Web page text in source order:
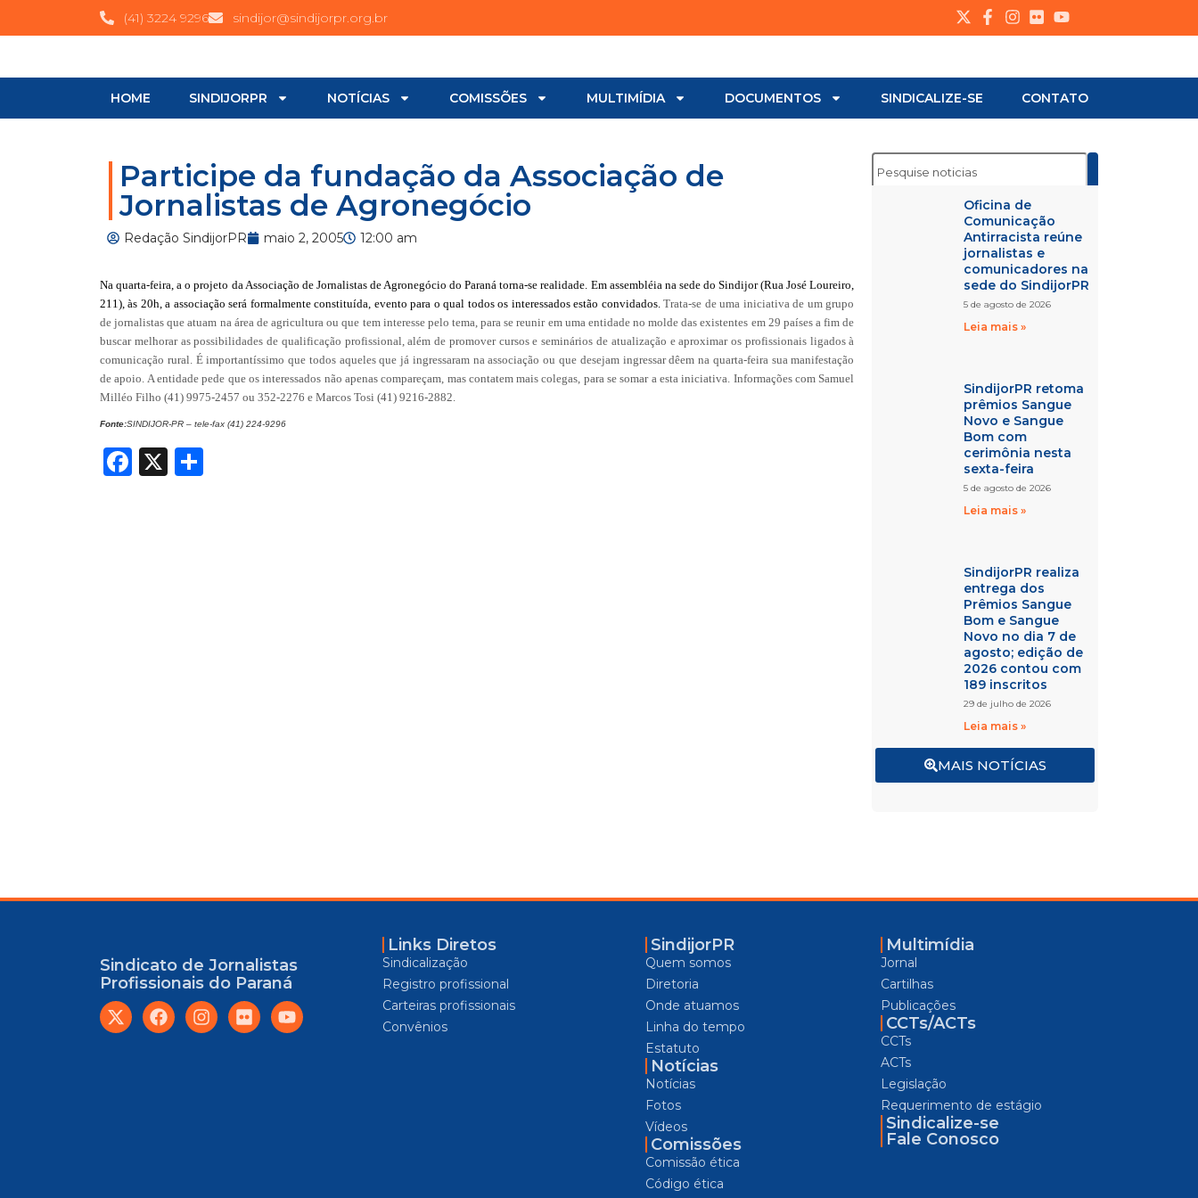
(41) 3224 9296 sindijor@sindijorpr.org.br
HOME SINDIJORPR NOTÍCIAS COMISSÕES MULTIMÍDIA DOCUMENTOS SINDICALIZE-SE CONTATO
Participe da fundação da Associação de
Jornalistas de Agronegócio
Redação SindijorPR maio 2, 2005 12:00 am
Na quarta-feira, a o projeto da Associação de Jornalistas de Agronegócio do Paraná torna-se realidade. Em assembléia na sede do Sindijor (Rua José Loureiro,
211), às 20h, a associação será formalmente constituída, evento para o qual todos os interessados estão convidados.Trata-se de uma iniciativa de um grupo
de jornalistas que atuam na área de agricultura ou que tem interesse pelo tema, para se reunir em uma entidade no molde das existentes em 29 países a fim de
buscar melhorar as possibilidades de qualificação profissional, além de promover cursos e seminários de atualização e aproximar os profissionais ligados à
comunicação rural. É importantíssimo que todos aqueles que já ingressaram na associação ou que desejam ingressar dêem na quarta-feira sua manifestação
de apoio. A entidade pede que os interessados não apenas compareçam, mas contatem mais colegas, para se somar a esta iniciativa. Informações com Samuel
Milléo Filho (41) 9975-2457 ou 352-2276 e Marcos Tosi (41) 9216-2882.
Fonte:SINDIJOR-PR – tele-fax (41) 224-9296
Facebook
X
Oficina de
Comunicação
Antirracista reúne
jornalistas e
comunicadores na
sede do SindijorPR
5 de agosto de 2026
Leia mais »
SindijorPR retoma
prêmios Sangue
Novo e Sangue
Bom com
cerimônia nesta
sexta-feira
5 de agosto de 2026
Leia mais »
SindijorPR realiza
entrega dos
Prêmios Sangue
Bom e Sangue
Novo no dia 7 de
agosto; edição de
2026 contou com
189 inscritos
29 de julho de 2026
Leia mais »
MAIS NOTÍCIAS
Sindicato de Jornalistas
Profissionais do Paraná
Links Diretos
Sindicalização
Registro profissional
Carteiras profissionais
Convênios
SindijorPR
Quem somos
Diretoria
Onde atuamos
Linha do tempo
Estatuto
Notícias
Notícias
Fotos
Vídeos
Comissões
Comissão ética
Código ética
Multimídia
Jornal
Cartilhas
Publicações
CCTs/ACTs
CCTs
ACTs
Legislação
Requerimento de estágio
Sindicalize-se
Fale Conosco